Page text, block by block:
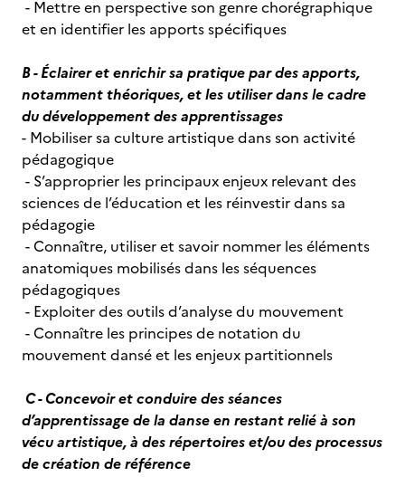
- Mettre en perspective son genre chorégraphique
et en identifier les apports spécifiques
B - Éclairer et enrichir sa pratique par des apports,
notamment théoriques, et les utiliser dans le cadre
du développement des apprentissages
- Mobiliser sa culture artistique dans son activité
pédagogique
- S’approprier les principaux enjeux relevant des
sciences de l’éducation et les réinvestir dans sa
pédagogie
- Connaître, utiliser et savoir nommer les éléments
anatomiques mobilisés dans les séquences
pédagogiques
- Exploiter des outils d’analyse du mouvement
- Connaître les principes de notation du
mouvement dansé et les enjeux partitionnels
C - Concevoir et conduire des séances
d’apprentissage de la danse en restant relié à son
vécu artistique, à des répertoires et/ou des processus
de création de référence